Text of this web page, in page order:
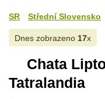
SR Střední Slovensko
Dnes zobrazeno 17x
Chata
Tatralandia